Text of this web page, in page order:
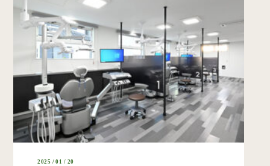
2025 / 01 / 20